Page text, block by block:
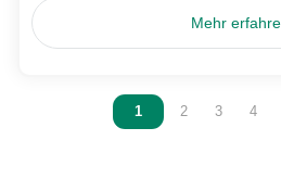
Mehr
Vous êtes sur la page
1 Vous êtes sur la
2 Vous êtes
3 4